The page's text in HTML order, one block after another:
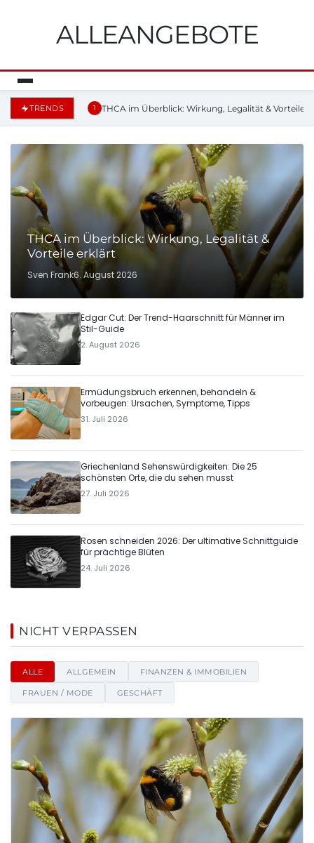
ALLEANGEBOTE
TRENDS 1 THCA im Überblick: Wirkung, Legalität & Vorteile
THCA im Überblick: Wirkung, Legalität &
Vorteile erklärt
Sven Frank6. August 2026
Edgar Cut: Der Trend-Haarschnitt für Männer im
Stil-Guide
2. August 2026
Ermüdungsbruch erkennen, behandeln &
vorbeugen: Ursachen, Symptome, Tipps
31. Juli 2026
Griechenland Sehenswürdigkeiten: Die 25
schönsten Orte, die du sehen musst
27. Juli 2026
Rosen schneiden 2026: Der ultimative Schnittguide
für prächtige Blüten
24. Juli 2026
Alleangebote - Nachrichten
NICHT VERPASSEN
ALLE ALLGEMEIN FINANZEN & IMMOBILIEN
FRAUEN / MODE GESCHÄFT